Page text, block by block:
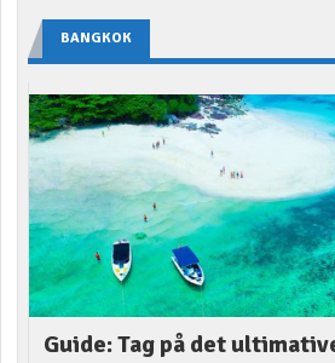
BANGKOK
Guide: Tag på det